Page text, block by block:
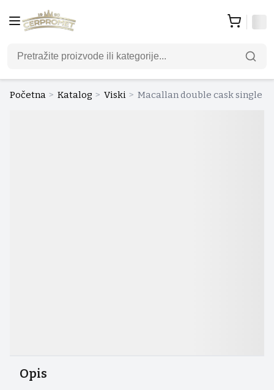
Početna > Katalog > Viski > Macallan double cask single
Opis